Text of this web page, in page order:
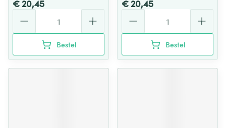
€ 20,45
Bestel
€ 20,45
Bestel